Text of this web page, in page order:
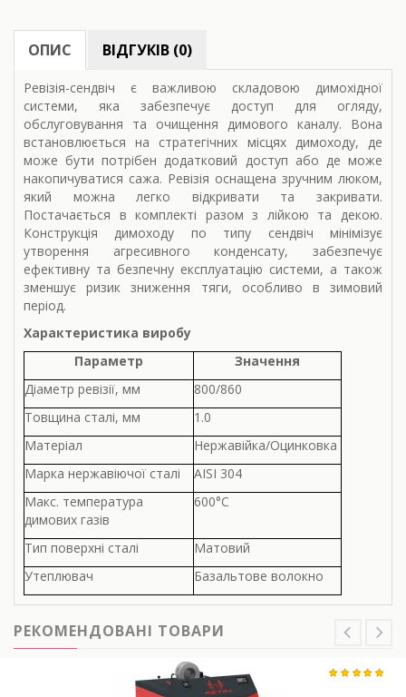
ОПИС ВІДГУКІВ (0)
Ревізія-сендвіч є важливою складовою димохідної
системи, яка забезпечує доступ для огляду,
обслуговування та очищення димового каналу. Вона
встановлюється на стратегічних місцях димоходу, де
може бути потрібен додатковий доступ або де може
накопичуватися сажа. Ревізія оснащена зручним люком,
який можна легко відкривати та закривати.
Постачається в комплекті разом з лійкою та декою.
Конструкція димоходу по типу сендвіч мінімізує
утворення агресивного конденсату, забезпечує
ефективну та безпечну експлуатацію системи, а також
зменшує ризик зниження тяги, особливо в зимовий
період.
Характеристика виробу
Параметр
Значення
Діаметр ревізії, мм
800/860
Товщина сталі, мм
1.0
Матеріал
Нержавійка/Оцинковка
Марка нержавіючої сталі
AISI 304
Макс. температура
димових газів
600°С
Тип поверхні сталі
Матовий
Утеплювач
Базальтове волокно
РЕКОМЕНДОВАНІ ТОВАРИ